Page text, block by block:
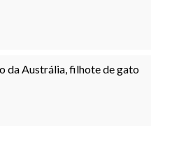
da Austrália, filhote de gato